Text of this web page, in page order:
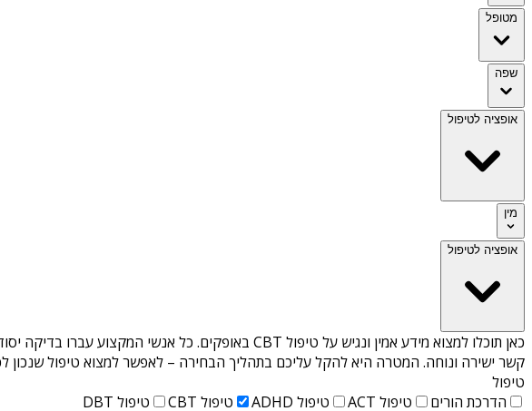
מטופל
שפה
אופציה לטיפול
מין
אופציה לטיפול
כאן תוכלו למצוא מידע אמין ונגיש על טיפול CBT באופקים
. כל אנשי המקצוע עברו בדיקה
קשר ישירה ונוחה. המטרה היא להקל עליכם בתהליך הבחירה – לאפשר למצוא טיפול
טיפול
הדרכת הורים
טיפול ACT טיפול ADHD טיפול CBT טיפול DBT